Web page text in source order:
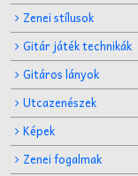
Zenei stílusok
Gitár játék technikák
Gitáros lányok
Utcazenészek
Képek
Zenei fogalmak